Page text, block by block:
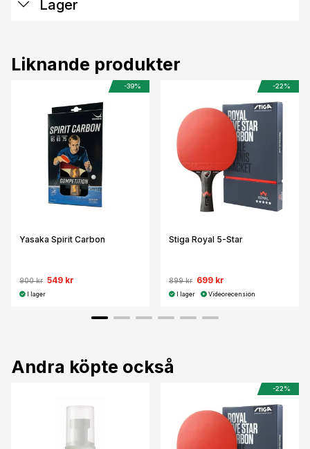
Lager
Liknande produkter
-39%
Yasaka Spirit Carbon
900 kr 549 kr
I lager
-22%
Stiga Royal 5-Star
899 kr 699 kr
I lager Videorecension
Andra köpte också
-22%